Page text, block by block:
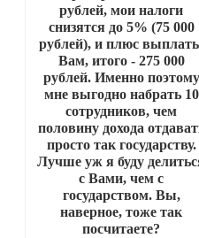
рублей, мои налоги
снизятся до 5% (75 000
рублей), и плюс
Вам, итого - 275 000
рублей. Именно поэтому
мне выгодно набрать 10
сотрудников, чем
половину дохода
просто так государству.
Лучше уж я буду
с Вами, чем с
государством. Вы,
наверное, тоже так
посчитаете?